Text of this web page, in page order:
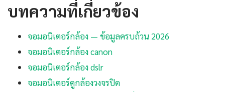
บทความที่เกี่ยวข้อง
จอมอนิเตอร์กล้อง — ข้อมูลครบถ้วน 2026
จอมอนิเตอร์กล้อง canon
จอมอนิเตอร์กล้อง dslr
จอมอนิเตอร์ดูกล้องวงจรปิด